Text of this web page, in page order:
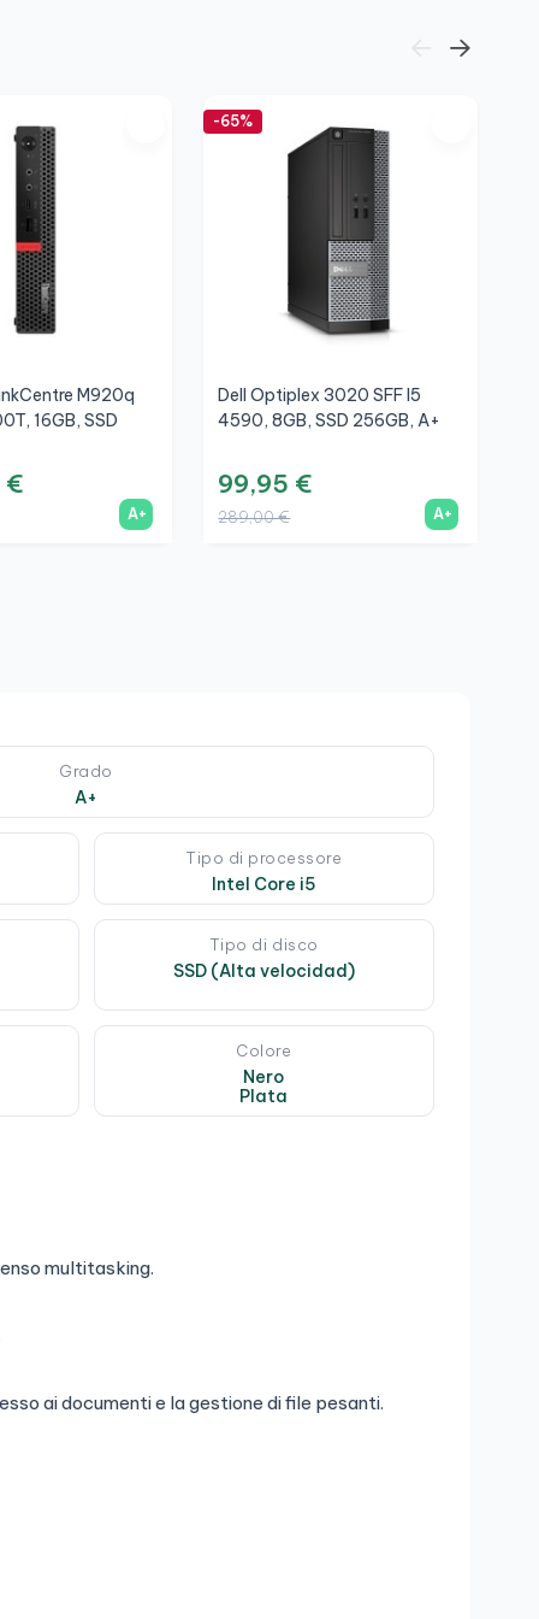
M920q
16GB, SSD
€
A+
-65%
Dell Optiplex 3020 SFF I5
4590, 8GB, SSD 256GB, A+
99,95 €
289,00 € A+
Grado
A+
Tipo di processore
Intel Core i5
Tipo di disco
SSD (Alta velocidad)
Colore
Nero
Plata
multitasking.
ai documenti e la gestione di file pesanti.